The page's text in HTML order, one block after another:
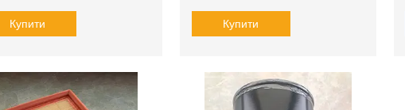
Купити Купити